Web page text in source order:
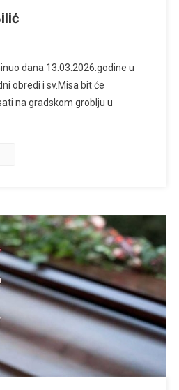
dana 13.03.2026.godine u
obredi i sv.Misa bit će
na gradskom groblju u